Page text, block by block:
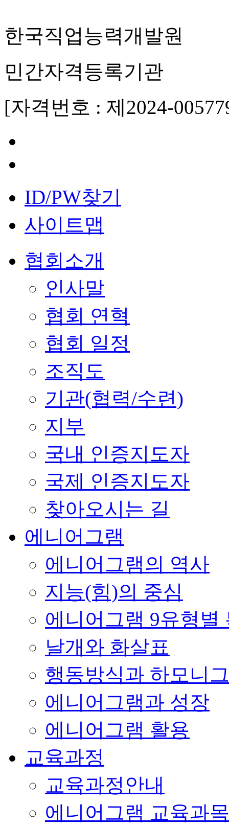
한국직업능력개발원
민간자격등록기관
[자격번호 : 제2024-
ID/PW찾기
사이트맵
협회소개
인사말
협회 연혁
협회 일정
조직도
기관(협력/수련)
지부
국내 인증지도자
국제 인증지도자
찾아오시는 길
에니어그램
에니어그램의 역사
지능(힘)의 중심
에니어그램 9유형별
날개와 화살표
행동방식과 하모니
에니어그램과 성장
에니어그램 활용
교육과정
교육과정안내
에니어그램 교육과목